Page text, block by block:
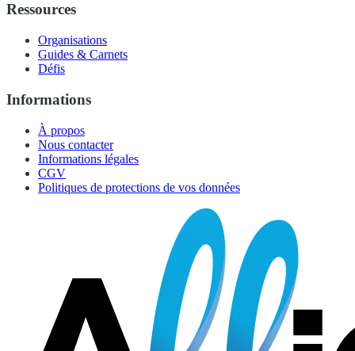
Ressources
Organisations
Guides & Carnets
Défis
Informations
À propos
Nous contacter
Informations légales
CGV
Politiques de protections de vos données